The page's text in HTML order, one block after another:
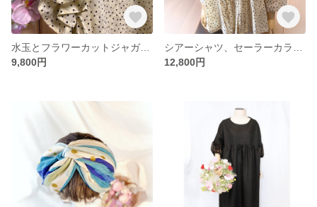
水玉とフラワーカットジャガードフリルギャザーブラウス
9,800円
12,800円